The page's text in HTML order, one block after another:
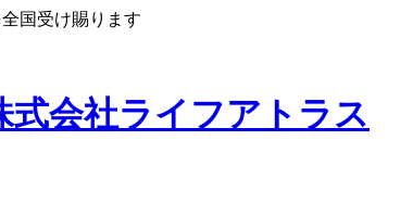
国受け賜ります